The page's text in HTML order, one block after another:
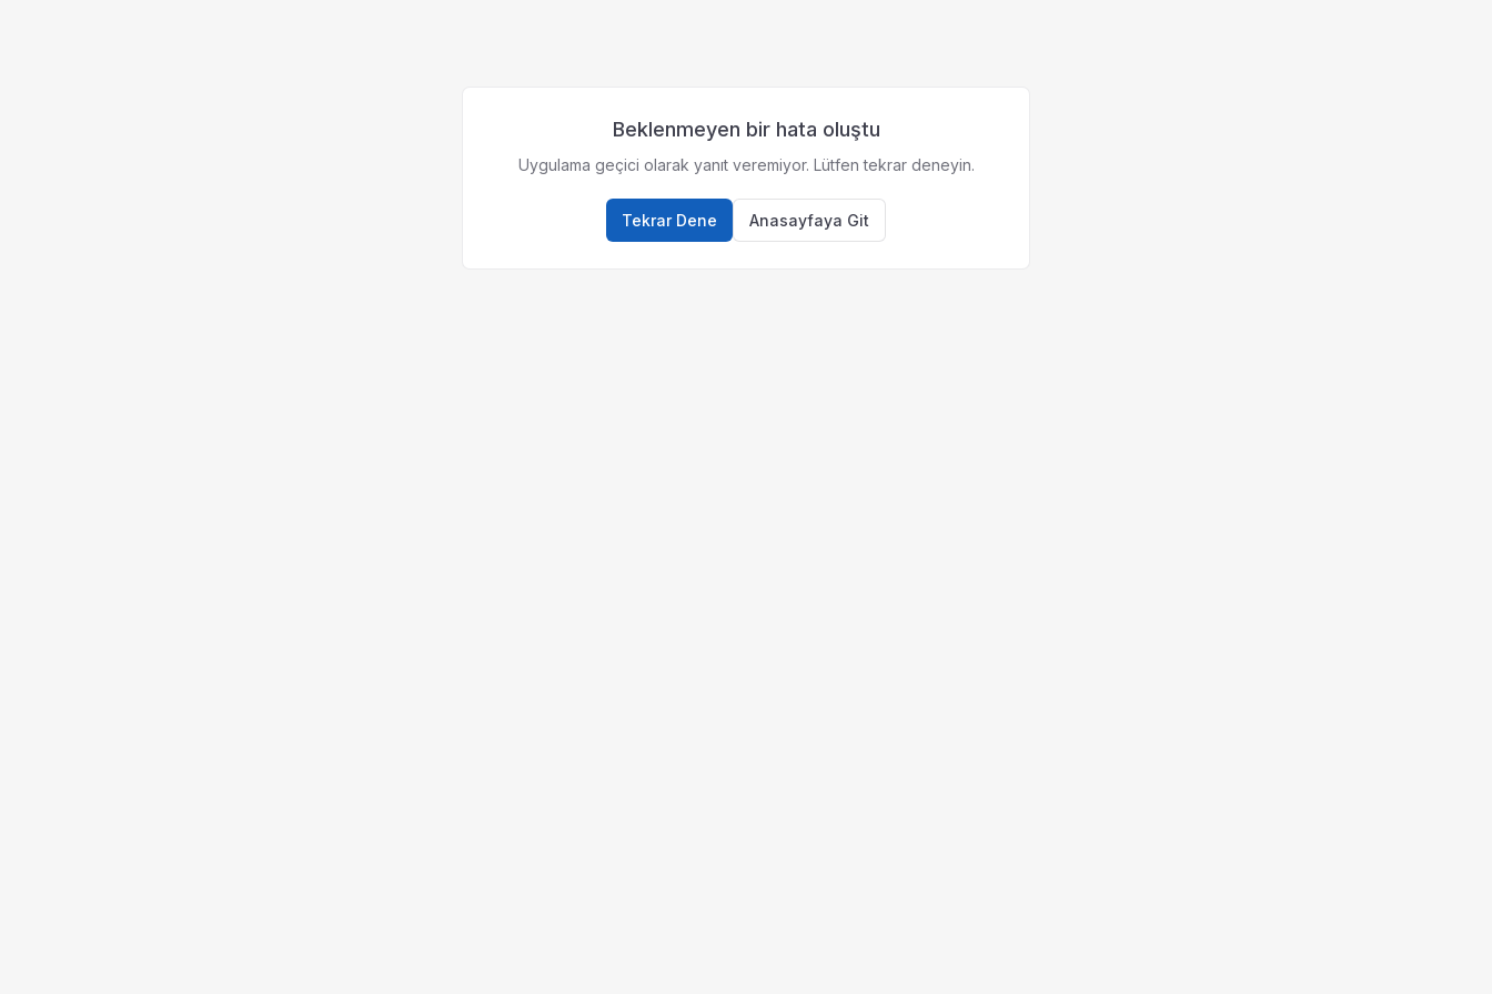
Beklenmeyen bir hata oluştu
Uygulama geçici olarak yanıt veremiyor. Lütfen tekrar deneyin.
Tekrar Dene Anasayfaya Git